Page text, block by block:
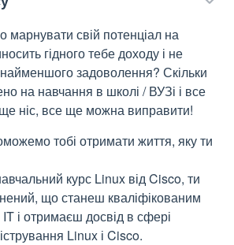
марнувати свій потенціал на
гідного тебе доходу і не
найменшого задоволення? Скільки
на навчання в школі / ВУЗі і все
ніс, все ще можна виправити!
тобі отримати життя, яку ти
курс Linux від Cisco, ти
що станеш кваліфікованим
і отримаєш досвід в сфері
Linux і Cisco.